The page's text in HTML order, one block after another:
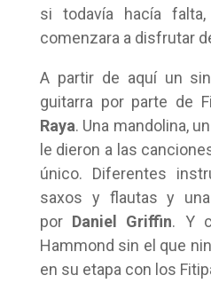
si todavía hacía
comenzara a disfrutar
A partir de aquí un
guitarra por parte de
Raya. Una mandolina,
le dieron a las
único. Diferentes
saxos y flautas y
por Daniel Griffin. Y
Hammond sin el que
en su etapa con los